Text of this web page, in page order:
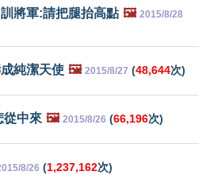
將軍:請把腿抬高點 🖼️ 2015/8/28
純潔天使 🖼️ 2015/8/27 (48,644次)
從中來 🖼️ 2015/8/26 (66,196次)
8/26 (1,237,162次)